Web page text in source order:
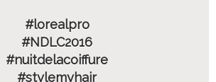
#lorealpro
#NDLC2016
#nuitdelacoiffure
#stylemyhair